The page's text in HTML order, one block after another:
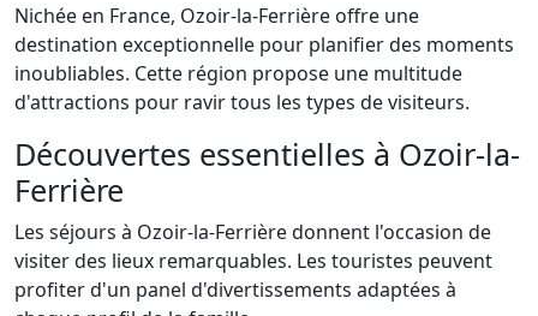
Nichée en France, Ozoir-la-Ferrière offre une
destination exceptionnelle pour planifier des moments
inoubliables. Cette région propose une multitude
d'attractions pour ravir tous les types de visiteurs.
Découvertes essentielles à Ozoir-la-
Ferrière
Les séjours à Ozoir-la-Ferrière donnent l'occasion de
visiter des lieux remarquables. Les touristes peuvent
profiter d'un panel d'divertissements adaptées à